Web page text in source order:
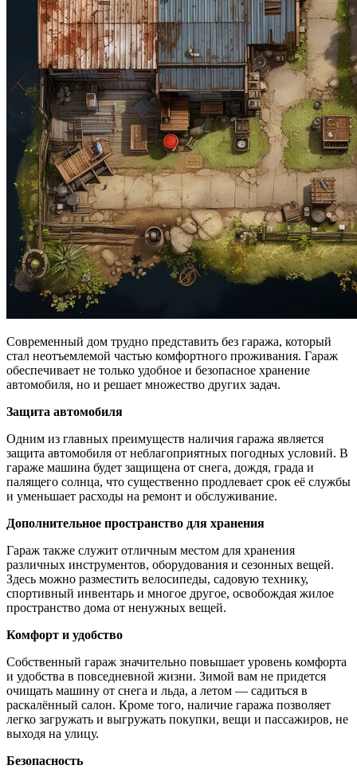
Современный дом трудно представить без гаража, который
стал неотъемлемой частью комфортного проживания. Гараж
обеспечивает не только удобное и безопасное хранение
автомобиля, но и решает множество других задач.
Защита автомобиля
Одним из главных преимуществ наличия гаража является
защита автомобиля от неблагоприятных погодных условий. В
гараже машина будет защищена от снега, дождя, града и
палящего солнца, что существенно продлевает срок её службы
и уменьшает расходы на ремонт и обслуживание.
Дополнительное пространство для хранения
Гараж также служит отличным местом для хранения
различных инструментов, оборудования и сезонных вещей.
Здесь можно разместить велосипеды, садовую технику,
спортивный инвентарь и многое другое, освобождая жилое
пространство дома от ненужных вещей.
Комфорт и удобство
Собственный гараж значительно повышает уровень комфорта
и удобства в повседневной жизни. Зимой вам не придется
очищать машину от снега и льда, а летом — садиться в
раскалённый салон. Кроме того, наличие гаража позволяет
легко загружать и выгружать покупки, вещи и пассажиров, не
выходя на улицу.
Безопасность